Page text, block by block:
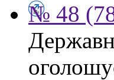
№ 48